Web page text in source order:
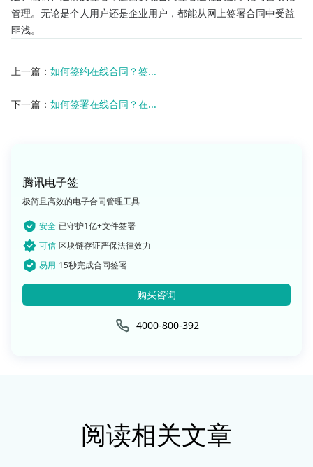
管理。无论是个人用户还是企业用户，都能从网上签署合同中受益
匪浅。
上一篇： 如何签约在线合同？签...
下一篇： 如何签署在线合同？在...
腾讯电子签
极简且高效的电子合同管理工具
安全 已守护1亿+文件签署
可信 区块链存证严保法律效力
易用 15秒完成合同签署
购买咨询
4000-800-392
阅读相关文章